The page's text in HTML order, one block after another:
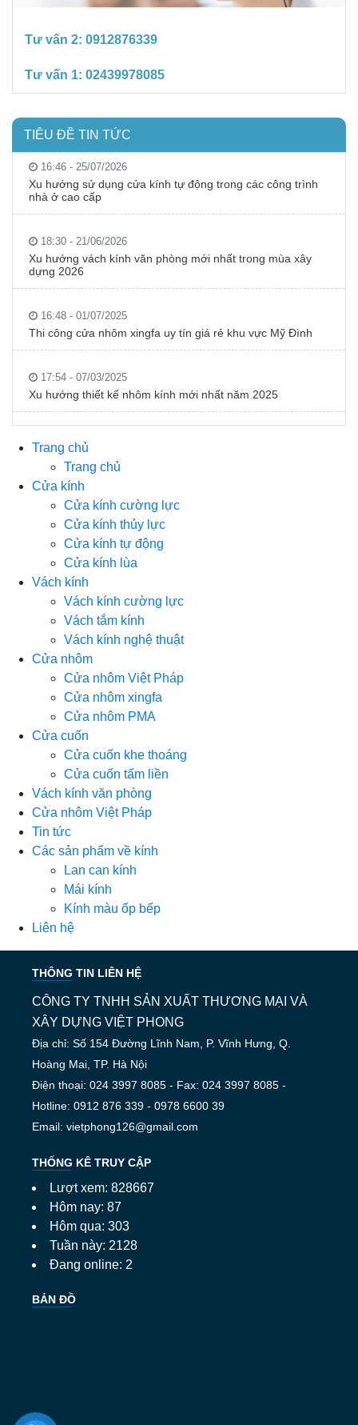
Tư vấn 2: 0912876339
Tư vấn 1: 02439978085
TIÊU ĐỀ TIN TỨC
16:46 - 25/07/2026
Xu hướng sử dụng cửa kính tự động trong các công trình
nhà ở cao cấp
18:30 - 21/06/2026
Xu hướng vách kính văn phòng mới nhất trong mùa xây
dựng 2026
16:48 - 01/07/2025
Thi công cửa nhôm xingfa uy tín giá rẻ khu vực Mỹ Đình
17:54 - 07/03/2025
Xu hướng thiết kế nhôm kính mới nhất năm 2025
Trang chủ
Trang chủ
Cửa kính
Cửa kính cường lực
Cửa kính thủy lực
Cửa kính tự động
Cửa kính lùa
Vách kính
Vách kính cường lực
Vách tắm kính
Vách kính nghệ thuật
Cửa nhôm
Cửa nhôm Việt Pháp
Cửa nhôm xingfa
Cửa nhôm PMA
Cửa cuốn
Cửa cuốn khe thoáng
Cửa cuốn tấm liền
Vách kính văn phòng
Cửa nhôm Việt Pháp
Tin tức
Các sản phẩm về kính
Lan can kính
Mái kính
Kính màu ốp bếp
Liên hệ
THÔNG TIN LIÊN HỆ
CÔNG TY TNHH SẢN XUẤT THƯƠNG MẠI VÀ
XÂY DỰNG VIỆT PHONG
Địa chỉ: Số 154 Đường Lĩnh Nam, P. Vĩnh Hưng, Q.
Hoàng Mai, TP. Hà Nội
Điện thoại: 024 3997 8085 - Fax: 024 3997 8085 -
Hotline: 0912 876 339 - 0978 6600 39
Email: vietphong126@gmail.com
THỐNG KÊ TRUY CẬP
Lượt xem: 828667
Hôm nay: 87
Hôm qua: 303
Tuần này: 2128
Đang online: 2
BẢN ĐỒ